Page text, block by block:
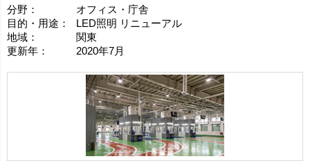
分野：
オフィス・庁舎
目的・用途：
LED照明 リニューアル
地域：
関東
更新年：
2020年7月